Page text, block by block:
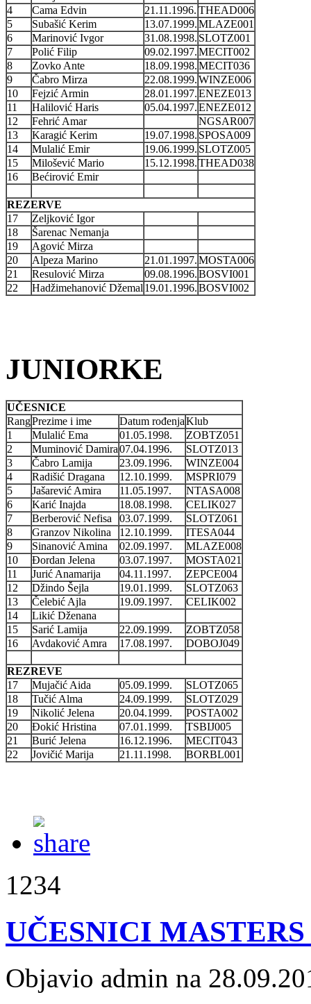
4
Cama Edvin 21.11.1996. THEAD006
5
Subašić Kerim 13.07.1999.MLAZE001
6
Marinović Ivgor 31.08.1998. SLOTZ001
7
Polić Filip 09.02.1997.MECIT002
8
Zovko Ante 18.09.1998.MECIT036
9
Čabro Mirza 22.08.1999.WINZE006
10
Fejzić Armin 28.01.1997.ENEZE013
11
Halilović Haris 05.04.1997.ENEZE012
12
Fehrić Amar
NGSAR007
13
Karagić Kerim 19.07.1998. SPOSA009
14
Mulalić Emir 19.06.1999. SLOTZ005
15
Milošević Mario 15.12.1998.THEAD038
16
Bećirović Emir
REZERVE
17
Zeljković Igor
18
Šarenac Nemanja
19
Agović Mirza
20
Alpeza Marino 21.01.1997.MOSTA006
21
Resulović Mirza 09.08.1996.BOSVI001
22
Hadžimehanović Džemal 19.01.1996.BOSVI002
JUNIORKE
UČESNICE
RangPrezime i ime Datum rođenjaKlub
1
Mulalić Ema 01.05.1998.
ZOBTZ051
2
Muminović Damira07.04.1996.
SLOTZ013
3
Čabro Lamija 23.09.1996.
WINZE004
4
Radišić Dragana 12.10.1999.
MSPRI079
5
Jašarević Amira 11.05.1997.
NTASA008
6
Karić Inajda 18.08.1998.
CELIK027
7
Berberović Nefisa 03.07.1999.
SLOTZ061
8
Granzov Nikolina 12.10.1999.
ITESA044
9
Sinanović Amina 02.09.1997.
MLAZE008
10
Đordan Jelena 03.07.1997.
MOSTA021
11
Jurić Anamarija 04.11.1997.
ZEPCE004
12
Džindo Šejla 19.01.1999.
SLOTZ063
13
Čelebić Ajla 19.09.1997.
CELIK002
14
Likić Dženana
15
Sarić Lamija 22.09.1999.
ZOBTZ058
16
Avdaković Amra 17.08.1997. DOBOJ049
REZREVE
17
Mujačić Aida 05.09.1999.
SLOTZ065
18
Tučić Alma 24.09.1999.
SLOTZ029
19
Nikolić Jelena 20.04.1999.
POSTA002
20
Đokić Hristina 07.01.1999.
TSBIJ005
21
Burić Jelena 16.12.1996.
MECIT043
22
Jovičić Marija 21.11.1998. BORBL001
1234
UČESNICI MASTERS
Objavio admin na